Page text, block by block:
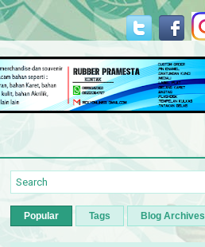
Popular Tags Blog Archives